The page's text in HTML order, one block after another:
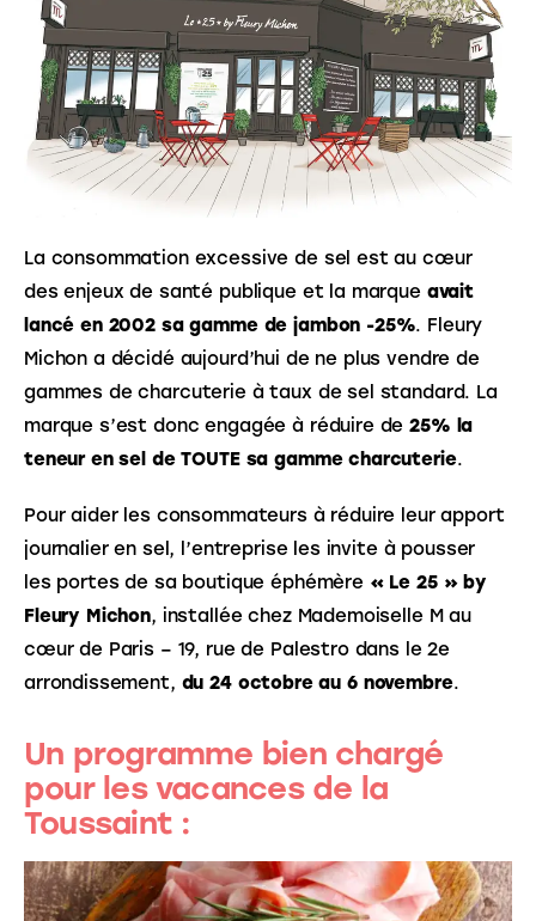
La consommation excessive de sel est au cœur
des enjeux de santé publique et la marque avait
lancé en 2002 sa gamme de jambon -25%. Fleury
Michon a décidé aujourd’hui de ne plus vendre de
gammes de charcuterie à taux de sel standard. La
marque s’est donc engagée à réduire de 25% la
teneur en sel de TOUTE sa gamme charcuterie.
Pour aider les consommateurs à réduire leur apport
journalier en sel, l’entreprise les invite à pousser
les portes de sa boutique éphémère « Le 25 » by
Fleury Michon, installée chez Mademoiselle M au
cœur de Paris – 19, rue de Palestro dans le 2e
arrondissement, du 24 octobre au 6 novembre.
Un programme bien chargé
pour les vacances de la
Toussaint :